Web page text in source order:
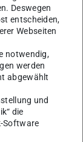
zur
Deswegen
entscheiden,
Webseiten
notwendig,
werden
abgewählt
und
die
Software